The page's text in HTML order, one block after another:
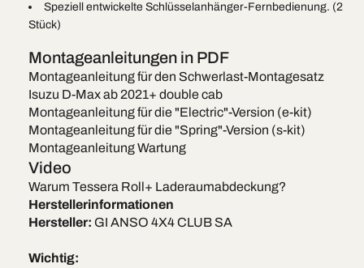
Speziell entwickelte Schlüsselanhänger-Fernbedienung. (2
Stück)
Montageanleitungen in PDF
Montageanleitung für den Schwerlast-Montagesatz
Isuzu D-Max ab 2021+ double cab
Montageanleitung für die "Electric"-Version (e-kit)
Montageanleitung für die "Spring"-Version (s-kit)
Montageanleitung Wartung
Video
Warum Tessera Roll+ Laderaumabdeckung?
Herstellerinformationen
Hersteller: GI ANSO 4X4 CLUB SA
Wichtig: